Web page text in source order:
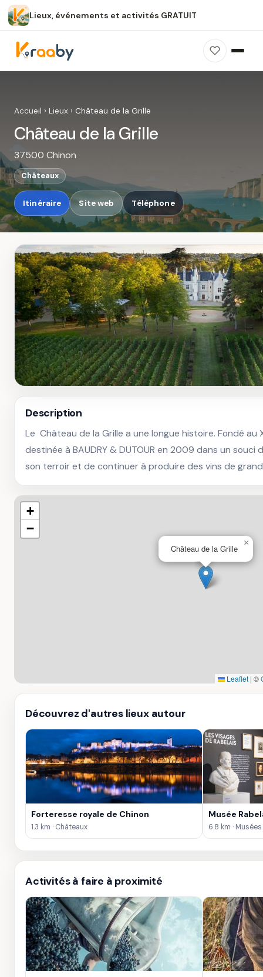
Lieux, événements et activités GRATUIT
spot dans Kraaby.
Accueil › Lieux › Château de la Grille
Château de la Grille
37500 Chinon
Châteaux
Itinéraire Site web Téléphone
Description
Le  Château de la Grille a une longue histoire. Fondé au
destinée à BAUDRY & DUTOUR en 2009 dans un
son terroir et de continuer à produire des vins de
Château de la Grille
×
+
−
Leaflet | ©
Découvrez d'autres lieux autour
Forteresse royale de Chinon
1.3 km · Châteaux
Musée
6.8 km · Musées
Activités à faire à proximité